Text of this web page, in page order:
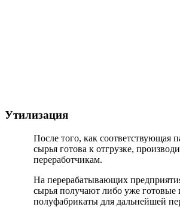
Утилизация
После того, как соответствующая
сырья готова к отгрузке,
переработчикам.
На перерабатывающих
сырья получают либо уже готовые
полуфабрикаты для дальнейшей